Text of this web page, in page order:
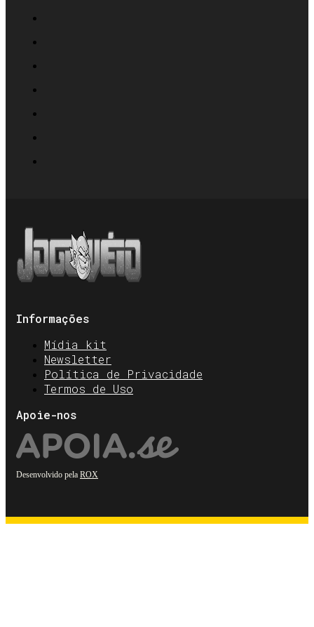
Informações
Mídia kit
Newsletter
Política de Privacidade
Termos de Uso
Apoie-nos
Desenvolvido pela ROX